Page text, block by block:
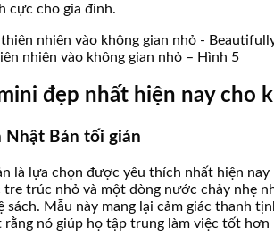
cực cho gia đình.
nhiên vào không gian nhỏ – Hình 5
đẹp nhất hiện nay cho
Nhật Bản tối giản
là lựa chọn được yêu thích nhất hiện
trúc nhỏ và một dòng nước chảy nhẹ
Mẫu này mang lại cảm giác thanh
rằng nó giúp họ tập trung làm việc tốt hơn